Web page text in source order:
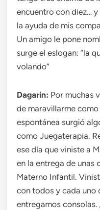
encuentro con diez…
la ayuda de mis
Un amigo le pone
surge el eslogan: “la
volando”
Dagarin: Por muchas
de maravillarme
espontánea surgió
como Juegaterapia.
ese día que viniste a
en la entrega de unas
Materno Infantil.
con todos y cada uno
entregamos consolas.